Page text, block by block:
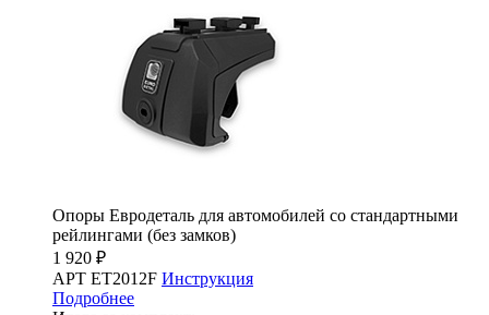
Опоры Евродеталь для автомобилей со стандартными
рейлингами (без замков)
1 920 ₽
АРТ ET2012F Инструкция
Подробнее